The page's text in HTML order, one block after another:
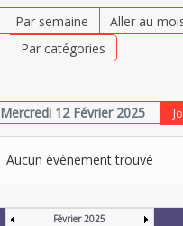
Par semaine
Aller au
Par catégories
Mercredi 12 Février 2025
Aucun évènement trouvé
Février 2025